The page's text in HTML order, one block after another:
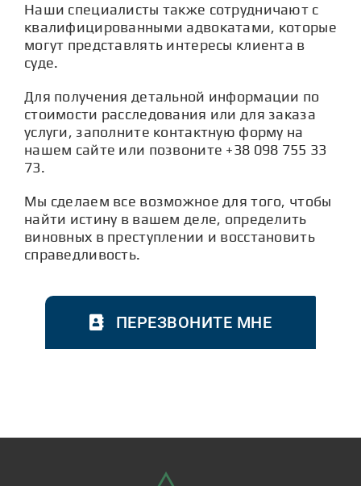
Наши специалисты также сотрудничают с
квалифицированными адвокатами, которые
могут представлять интересы клиента в
суде.
Для получения детальной информации по
стоимости расследования или для заказа
услуги, заполните контактную форму на
нашем сайте или позвоните +38 098 755 33
73.
Мы сделаем все возможное для того, чтобы
найти истину в вашем деле, определить
виновных в преступлении и восстановить
справедливость.
ПЕРЕЗВОНИТЕ МНЕ